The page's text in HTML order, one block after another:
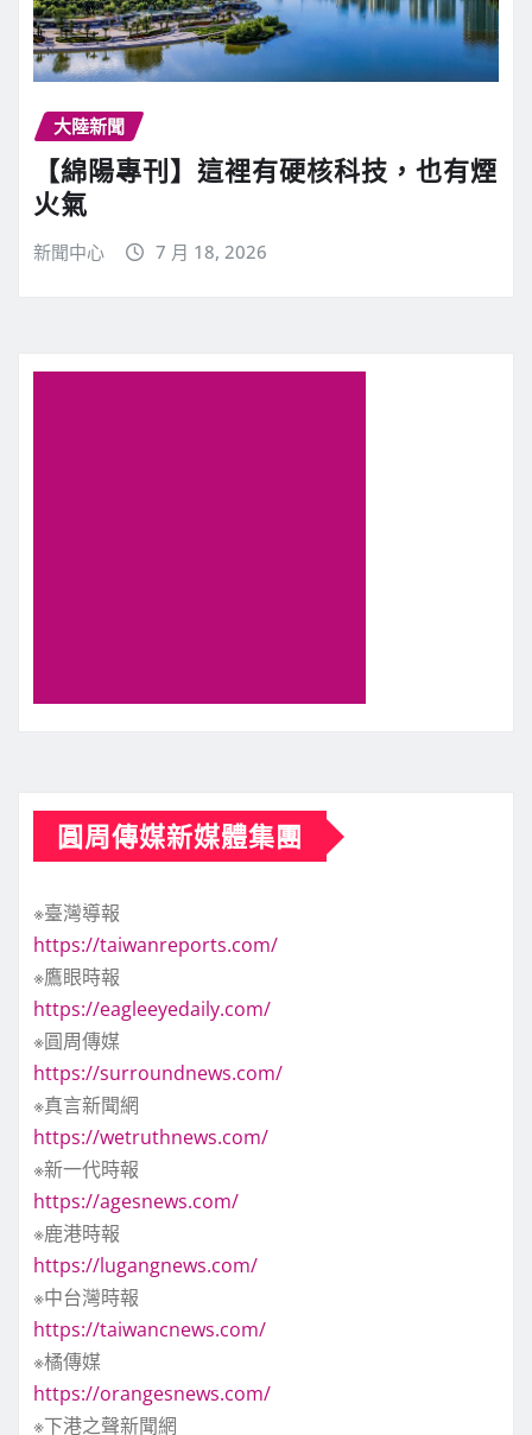
大陸新聞
【綿陽專刊】這裡有硬核科技，也有煙
火氣
新聞中心 7 月 18, 2026
圓周傳媒新媒體集團
※臺灣導報
https://taiwanreports.com/
※鷹眼時報
https://eagleeyedaily.com/
※圓周傳媒
https://surroundnews.com/
※真言新聞網
https://wetruthnews.com/
※新一代時報
https://agesnews.com/
※鹿港時報
https://lugangnews.com/
※中台灣時報
https://taiwancnews.com/
※橘傳媒
https://orangesnews.com/
※下港之聲新聞網